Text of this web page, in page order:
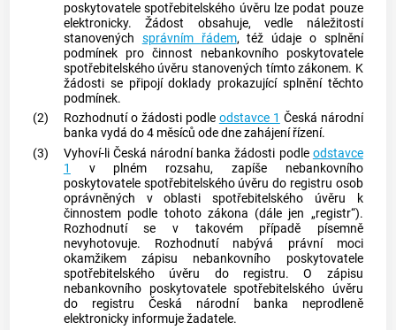
poskytovatele spotřebitelského úvěru lze podat pouze
elektronicky. Žádost obsahuje, vedle náležitostí
stanovených správním řádem, též údaje o splnění
podmínek pro činnost nebankovního poskytovatele
spotřebitelského úvěru stanovených tímto zákonem. K
žádosti se připojí doklady prokazující splnění těchto
podmínek.
(2)
Rozhodnutí o žádosti podle odstavce 1 Česká národní
banka vydá do 4 měsíců ode dne zahájení řízení.
(3)
Vyhoví-li Česká národní banka žádosti podle odstavce
1
v plném rozsahu, zapíše nebankovního
poskytovatele spotřebitelského úvěru do registru osob
oprávněných v oblastispotřebitelského úvěru k
činnostem podle tohoto zákona (dále jen „registr“).
Rozhodnutí se v takovém případě písemně
nevyhotovuje. Rozhodnutí nabývá právní moci
okamžikem zápisu nebankovního poskytovatele
spotřebitelského úvěru do registru. O zápisu
nebankovního poskytovatele spotřebitelského úvěru
do registru Česká národní
banka neprodleně
elektronicky informuje žadatele.